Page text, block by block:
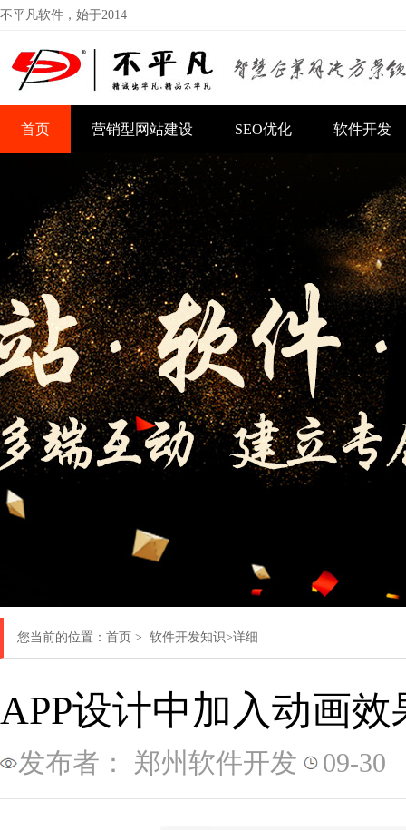
不平凡软件，始于2014
首页 营销型网站建设 SEO优化 软件开发
您当前的位置： 首页 > 软件开发知识>详细
APP设计中加入动画
发布者： 郑州软件开发 09-30